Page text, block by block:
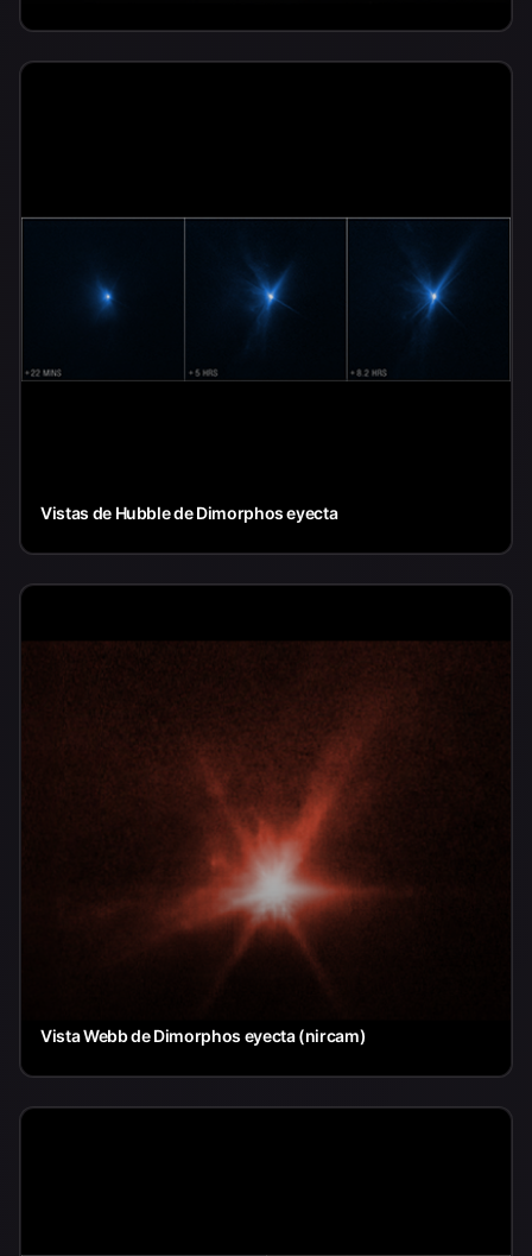
Vistas de Hubble de Dimorphos eyecta
Vista Webb de Dimorphos eyecta (nircam)